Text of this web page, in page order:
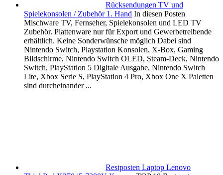
Rücksendungen TV und
Spielekonsolen / Zubehör 1. Hand In diesen Posten
Mischware TV, Fernseher, Spielekonsolen und LED TV
Zubehör. Plattenware nur für Export und Gewerbetreibende
erhältlich. Keine Sonderwünsche möglich Dabei sind
Nintendo Switch, Playstation Konsolen, X-Box, Gaming
Bildschirme, Nintendo Switch OLED, Steam-Deck, Nintendo
Switch, PlayStation 5 Digitale Ausgabe, Nintendo Switch
Lite, Xbox Serie S, PlayStation 4 Pro, Xbox One X Paletten
sind durcheinander ...
Restposten Laptop Lenovo